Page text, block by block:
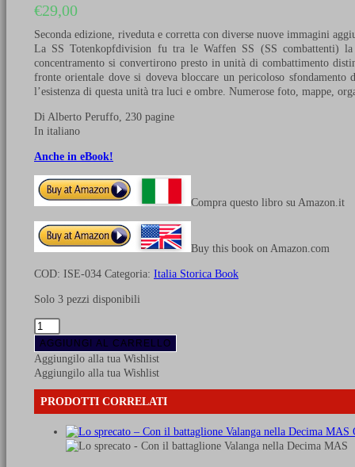
€29,00
Seconda edizione, riveduta e corretta con diverse nuove immagini
La SS Totenkopfdivision fu tra le Waffen SS (SS combattenti)
concentramento si convertirono presto in unità di combattimento
fronte orientale dove si doveva bloccare un pericoloso
l’esistenza di questa unità tra luci e ombre. Numerose foto, mappe,
Di Alberto Peruffo, 230 pagine
In italiano
Anche in eBook!
Compra questo libro su Amazon.it
Buy this book on Amazon.com
COD: ISE-034 Categoria: Italia Storica Book
Solo 3 pezzi disponibili
I
soldati
della
divisione
"Testa
di
morto":
della
AGGIUNGI AL CARRELLO
Aggiungilo alla tua Wishlist
Aggiungilo alla tua Wishlist
PRODOTTI CORRELATI